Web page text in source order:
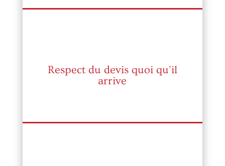
Respect du devis quoi qu'il
arrive